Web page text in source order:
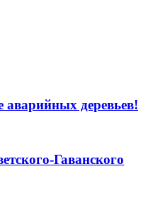
деревьев!
Гаванского